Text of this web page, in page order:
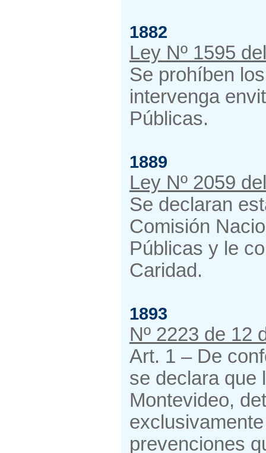
1882
Ley Nº 1595
Se prohíben
intervenga
Públicas.
1889
Ley Nº 2059
Se declaran
Comisión
Públicas y le
Caridad.
1893
Nº 2223 de 12
Art. 1 – De
se declara que
Montevideo,
prevenciones